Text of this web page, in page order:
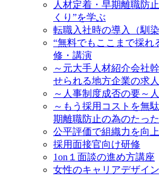
人材定着・早期離職防
くり”を学ぶ
転職入社時の導入（馴
“無料でもここまで採れ
修・講演
～元大手人材紹介会社
せられる地方企業の求
～人事制度成否の要～
～もう採用コストを無
期離職防止の為のたっ
公平評価で組織力を向
採用面接官向け研修
1on１面談の進め方講座
女性のキャリアデザイ